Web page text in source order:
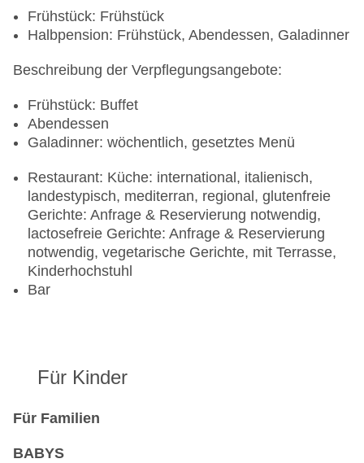
Frühstück: Frühstück
Halbpension: Frühstück, Abendessen, Galadinner
Beschreibung der Verpflegungsangebote:
Frühstück: Buffet
Abendessen
Galadinner: wöchentlich, gesetztes Menü
Restaurant: Küche: international, italienisch,
landestypisch, mediterran, regional, glutenfreie
Gerichte: Anfrage & Reservierung notwendig,
lactosefreie Gerichte: Anfrage & Reservierung
notwendig, vegetarische Gerichte, mit Terrasse,
Kinderhochstuhl
Bar
Für Kinder
Für Familien
BABYS